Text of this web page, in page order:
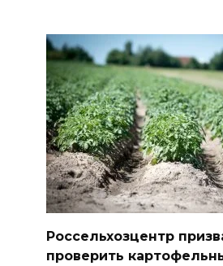
Россельхозцентр
проверить